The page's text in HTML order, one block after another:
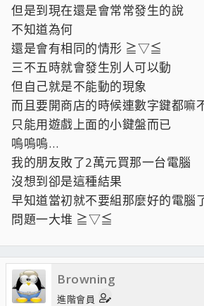
但是到現在還是會常常發生的說
不知道為何
還是會有相同的情形 ≧▽≦
三不五時就會發生別人可以動
但自己就是不能動的現象
而且要開商店的時候連數字鍵都嘛
只能用遊戲上面的小鍵盤而已
嗚嗚嗚…
我的朋友敗了2萬元買那一台電腦
沒想到卻是這種結果
早知道當初就不要組那麼好的電腦
問題一大堆 ≧▽≦
Browning
進階會員